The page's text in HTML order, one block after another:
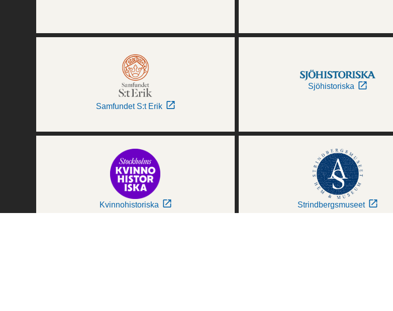
Samfundet S:t Erik
Sjöhistoriska
Kvinnohistoriska Strindbergsmuseet